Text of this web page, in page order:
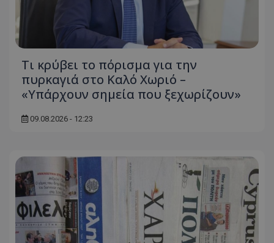
Τι κρύβει το πόρισμα για την
πυρκαγιά στο Καλό Χωριό –
«Υπάρχουν σημεία που ξεχωρίζουν»
09.08.2026 - 12:23